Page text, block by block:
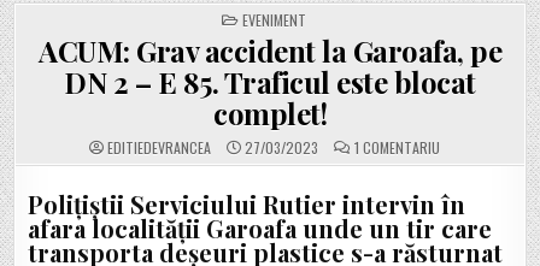
POSTED
IN
EVENIMENT
ACUM: Grav accident la Garoafa, pe
DN 2 – E 85. Traficul este blocat
complet!
EDITIEDEVRANCEA 27/03/2023 1 COMENTARIULA
ACUM:
ACCIDENT
LA
GAROAFA,
PE
DN
2
Polițiștii Serviciului Rutier intervin în
afara localității Garoafa unde un tir care
transporta deșeuri plastice s-a răsturnat